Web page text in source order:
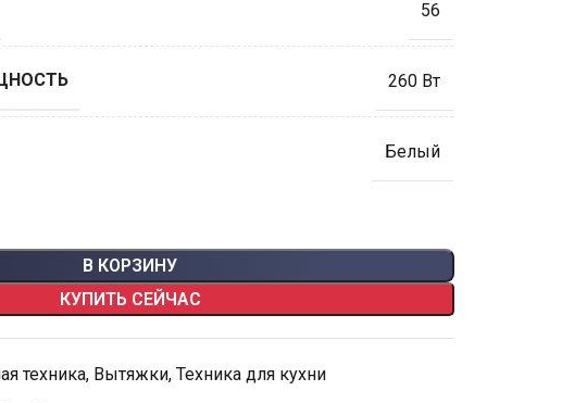
56
260 Вт
Белый
В КОРЗИНУ
КУПИТЬ СЕЙЧАС
техника, Вытяжки, Техника для кухни